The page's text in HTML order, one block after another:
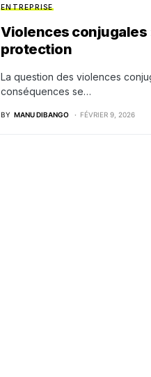
ENTREPRISE
Violences conjugales
protection
La question des violences
conséquences se…
BY MANU DIBANGO FÉVRIER 9, 2026